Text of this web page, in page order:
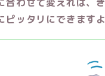
ピッタリにできますよ